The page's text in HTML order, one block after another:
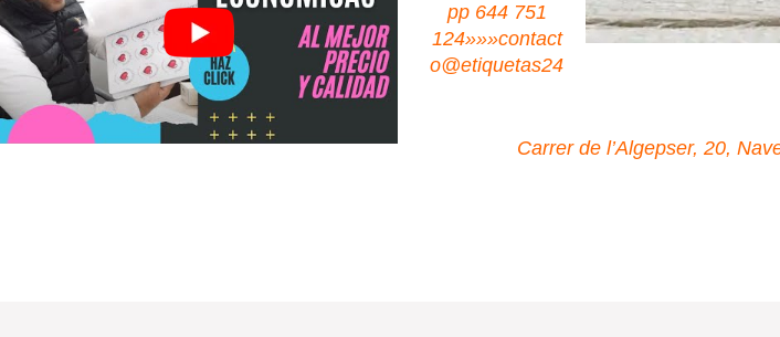
pp 644 751
124»»»contact
o@etiquetas24
Carrer de l’Algepser, 20,